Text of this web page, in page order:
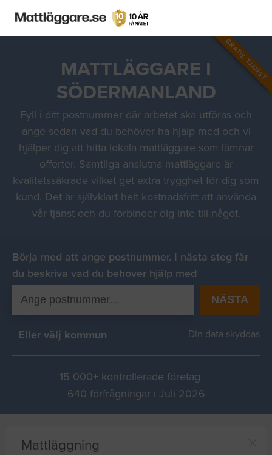
GRATIS TJÄNST
MATTLÄGGARE I
SÖDERMANLAND
Fyll i ditt postnummer där arbetet ska utföras och
ange sedan vad du behöver ha hjälp med och vi
hjälper dig att hitta lokala mattläggare som lämnar
offerter. Samtliga anslutna mattläggare är
kvalitetssäkrade vilket get extra trygghet för dig som
kund. Det är självklart helt kostnadsfritt att använda
vår tjänst och du förbinder dig inte till något.
Börja med att ange postnummer. I nästa steg får
du beskriva vad du behover hjälp med
NÄSTA
Eller välj kommun Din data skyddas
15 000+ kontrollerade företag
640 förfrågningar i Juli 2026
Mattläggning